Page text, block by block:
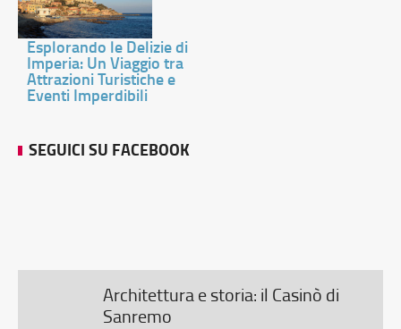
Esplorando le Delizie di
Imperia: Un Viaggio tra
Attrazioni Turistiche e
Eventi Imperdibili
SEGUICI SU FACEBOOK
Architettura e storia: il Casinò di
Sanremo